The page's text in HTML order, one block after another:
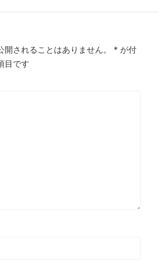
開されることはありません。 * が付
目です